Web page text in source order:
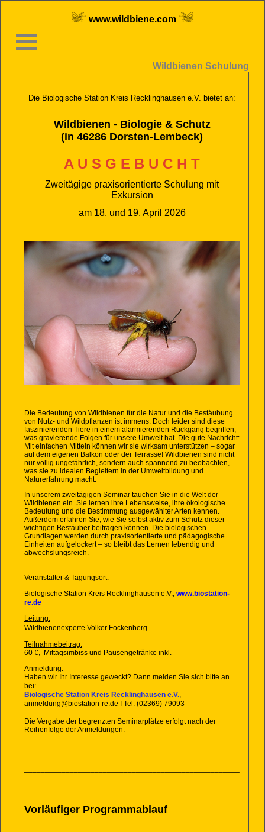
www.wildbiene.com
Wildbienen Schulung
Die Biologische Station Kreis Recklinghausen e.V. bietet an:
Wildbienen - Biologie & Schutz
(in 46286 Dorsten-Lembeck)
A U S G E B U C H T
Zweitägige praxisorientierte Schulung mit
Exkursion
am 18. und 19. April 2026
Die Bedeutung von Wildbienen für die Natur und die Bestäubung
von Nutz- und Wildpflanzen ist immens. Doch leider sind diese
faszinierenden Tiere in einem alarmierenden Rückgang begriffen,
was gravierende Folgen für unsere Umwelt hat. Die gute Nachricht:
Mit einfachen Mitteln können wir sie wirksam unterstützen – sogar
auf dem eigenen Balkon oder der Terrasse! Wildbienen sind nicht
nur völlig ungefährlich, sondern auch spannend zu beobachten,
was sie zu idealen Begleitern in der Umweltbildung und
Naturerfahrung macht.
In unserem zweitägigen Seminar tauchen Sie in die Welt der
Wildbienen ein. Sie lernen ihre Lebensweise, ihre ökologische
Bedeutung und die Bestimmung ausgewählter Arten kennen.
Außerdem erfahren Sie, wie Sie selbst aktiv zum Schutz dieser
wichtigen Bestäuber beitragen können. Die biologischen
Grundlagen werden durch praxisorientierte und pädagogische
Einheiten aufgelockert – so bleibt das Lernen lebendig und
abwechslungsreich.
Veranstalter & Tagungsort:
Biologische Station Kreis Recklinghausen e.V., www.biostation-
re.de
Leitung:
Wildbienenexperte Volker Fockenberg
Teilnahmebeitrag:
60 €, Mittagsimbiss und Pausengetränke inkl.
Anmeldung:
Haben wir Ihr Interesse geweckt? Dann melden Sie sich bitte an
bei:
Biologische Station Kreis Recklinghausen e.V.,
anmeldung@biostation-re.de I Tel. (02369) 79093
Die Vergabe der begrenzten Seminarplätze erfolgt nach der
Reihenfolge der Anmeldungen.
Vorläufiger Programmablauf